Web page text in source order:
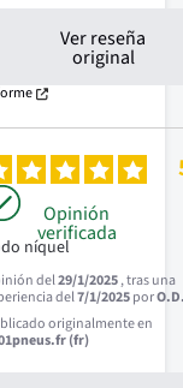
Ver reseña
original
Opinión
verificada
níquel
del29/1/2025, tras una
del7/1/2025por
originalmente en
(fr)